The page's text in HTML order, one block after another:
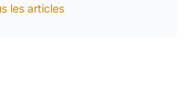
les articles